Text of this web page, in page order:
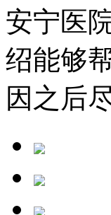
安宁医
绍能够
因之后